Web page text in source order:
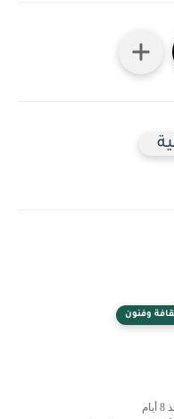
وفنون